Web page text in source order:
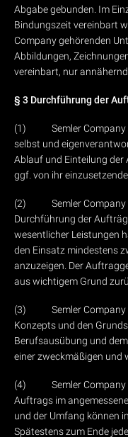
Abgabe gebunden. Im
Bindungszeit vereinbart
Company gehörenden
Abbildungen,
vereinbart, nur
§ 3 Durchführung der
(1) Semler Company
selbst und
Ablauf und Einteilung der
ggf. von ihr
(2) Semler Company
Durchführung der
wesentlicher Leistungen
den Einsatz mindestens
anzuzeigen. Der
aus wichtigem Grund
(3) Semler Company
Konzepts und den
Berufsausübung und
einer zweckmäßigen und
(4) Semler Company
Auftrags im
und der Umfang können
Spätestens zum Ende